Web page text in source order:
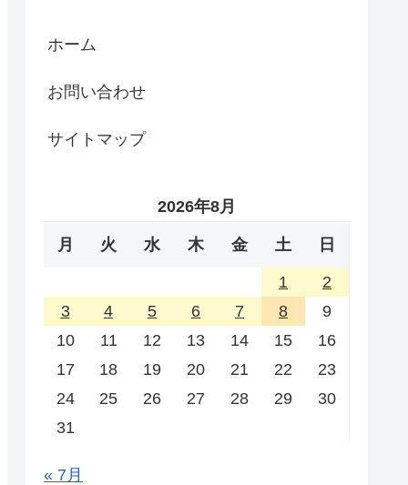
ホーム
お問い合わせ
サイトマップ
2026年8月
月 火 水 木 金 土 日
1
2
3
4 5 6 7 8
9
10
11 12 13 14 15
16
17
18 19 20 21 22
23
24
25 26 27 28 29
30
31
« 7月